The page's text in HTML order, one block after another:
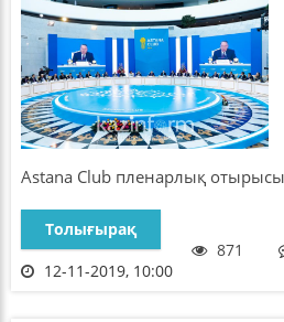
Astana Club пленарлық
Толығырақ
871
12-11-2019, 10:00